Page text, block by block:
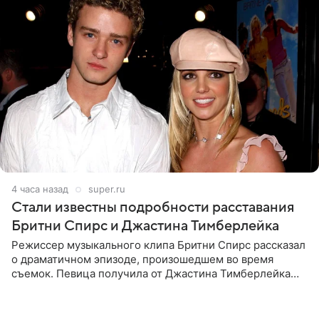
4 часа назад super.ru
Стали известны подробности расставания
Бритни Спирс и Джастина Тимберлейка
Режиссер музыкального клипа Бритни Спирс рассказал
о драматичном эпизоде, произошедшем во время
съемок. Певица получила от Джастина Тимберлейка